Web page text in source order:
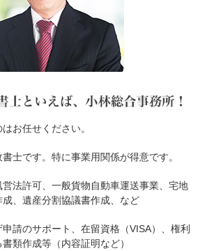
お任せください。
士です。特に事業用関係が得意です。
法許可、一般貨物自動車運送事業、宅地
、遺産分割協議書作成、など
請のサポート、在留資格（VISA）、権利
類作成等（内容証明など）